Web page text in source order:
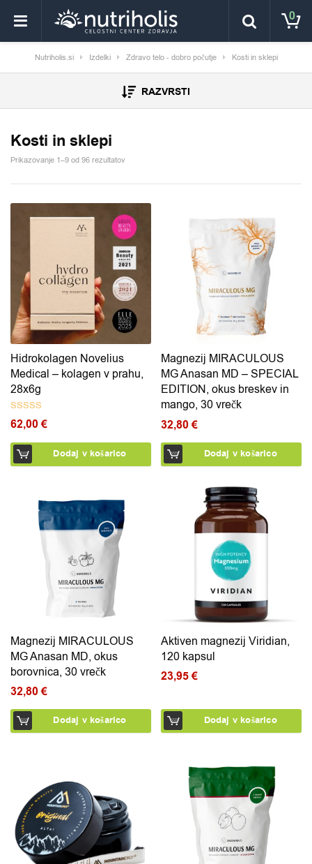
0
Nutriholis.si Izdelki Zdravo telo - dobro počutje Kosti in sklepi
RAZVRSTI
Kosti in sklepi
Prikazovanje 1–9 od 96 rezultatov
Hidrokolagen Novelius
Medical – kolagen v prahu,
28x6g
Ocenjeno
62,00€
Dodaj v košarico
Magnezij MIRACULOUS
MG Anasan MD – SPECIAL
EDITION, okus breskev in
mango, 30 vrečk
32,80€
Dodaj v košarico
Magnezij MIRACULOUS
MG Anasan MD, okus
borovnica, 30 vrečk
32,80€
Dodaj v košarico
Aktiven magnezij Viridian,
120 kapsul
23,95€
Dodaj v košarico